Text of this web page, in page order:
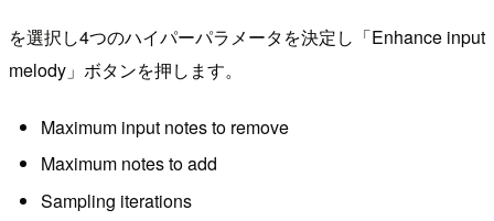
を選択し4つのハイパーパラメータを決定し「Enhance input
melody」ボタンを押します。
Maximum input notes to remove
Maximum notes to add
Sampling iterations